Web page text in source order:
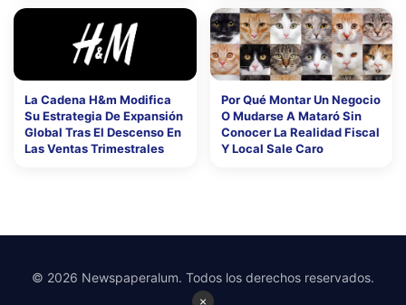
La Cadena H&m Modifica
Su Estrategia De Expansión
Global Tras El Descenso En
Las Ventas Trimestrales
Por Qué Montar Un Negocio
O Mudarse A Mataró Sin
Conocer La Realidad Fiscal
Y Local Sale Caro
×
© 2026 Newspaperalum. Todos los derechos reservados.